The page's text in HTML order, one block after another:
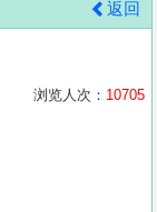
返回
浏览人次： 10705